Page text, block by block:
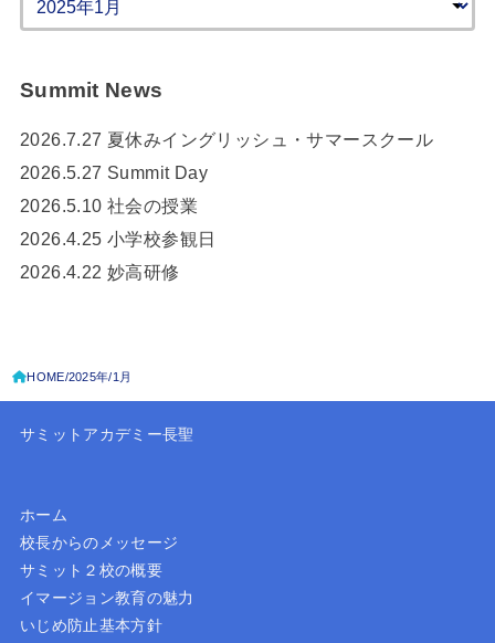
Summit News
2026.7.27 夏休みイングリッシュ・サマースクール
2026.5.27 Summit Day
2026.5.10 社会の授業
2026.4.25 小学校参観日
2026.4.22 妙高研修
HOME 2025年 1月
サミットアカデミー長聖
ホーム
校長からのメッセージ
サミット２校の概要
イマージョン教育の魅力
いじめ防止基本方針